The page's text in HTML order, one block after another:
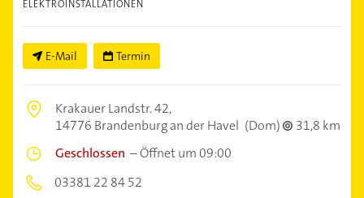
ELEKTROINSTALLATIONEN
E-Mail Termin
Krakauer Landstr. 42,
14776 Brandenburg an der Havel (Dom)
31,8 km
Geschlossen –Öffnet um 09:00
03381 22 84 52